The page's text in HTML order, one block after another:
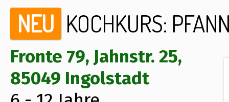
NEU KOCHKURS:
Fronte 79, Jahnstr. 25,
85049 Ingolstadt